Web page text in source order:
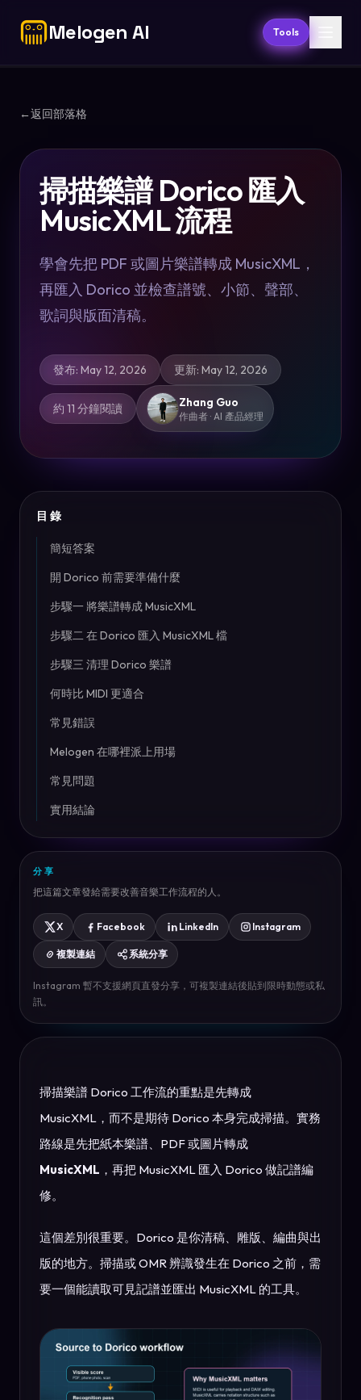
Melogen AI Tools
←返回部落格
掃描樂譜 Dorico 匯入
MusicXML 流程
學會先把 PDF 或圖片樂譜轉成 MusicXML，
再匯入 Dorico 並檢查譜號、小節、聲部、
歌詞與版面清稿。
發布: May 12, 2026 更新: May 12, 2026
約 11 分鐘閱讀 Zhang Guo
作曲者 · AI 產品經理
目錄
簡短答案
開 Dorico 前需要準備什麼
步驟一 將樂譜轉成 MusicXML
步驟二 在 Dorico 匯入 MusicXML 檔
步驟三 清理 Dorico 樂譜
何時比 MIDI 更適合
常見錯誤
Melogen 在哪裡派上用場
常見問題
實用結論
分享
把這篇文章發給需要改善音樂工作流程的人。
X Facebook LinkedIn Instagram
複製連結 系統分享
Instagram 暫不支援網頁直發分享，可複製連結後貼到限時動態或私
訊。
掃描樂譜 Dorico 工作流的重點是先轉成
MusicXML，而不是期待 Dorico 本身完成掃描。實務
路線是先把紙本樂譜、PDF 或圖片轉成
MusicXML ，再把 MusicXML 匯入 Dorico 做記譜編
修。
這個差別很重要。Dorico 是你清稿、雕版、編曲與出
版的地方。掃描或 OMR 辨識發生在 Dorico 之前，需
要一個能讀取可見記譜並匯出 MusicXML 的工具。